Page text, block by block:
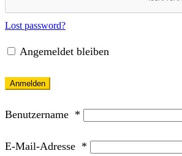
Lost password?
Angemeldet bleiben
Anmelden
Benutzername *
E-Mail-Adresse *